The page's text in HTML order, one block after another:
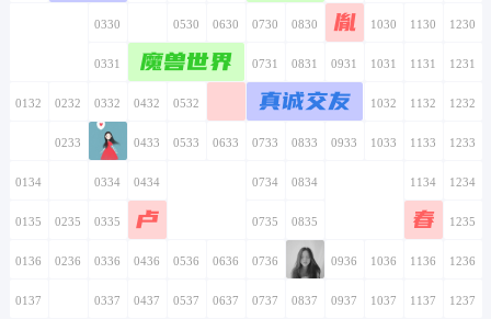
0330 0530 0630 0730 0830 0930
胤 1030 1130 1230
0331 0431
魔兽世界
0531 0631 0731 0831 0931 1031 1131 1231
0132 0232 0332 0432 0532 0732
真诚交友
0832 0932 1032 1132 1232
0233 0333 0433 0533 0633 0733 0833 0933 1033 1133 1233
0134 0334 0434 0734 0834 1134 1234
0135 0235 0335 0435
卢 0735 0835 1135
春 1235
0136 0236 0336 0436 0536 0636 0736 0836 0936 1036 1136 1236
0137 0337 0437 0537 0637 0737 0837 0937 1037 1137 1237